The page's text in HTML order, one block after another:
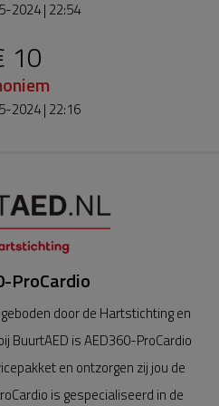
2024 | 22:54
10
2024 | 22:16
ProCardio
door de Hartstichting en
BuurtAED is AED360-ProCardio
en ontzorgen zij jou de
is gespecialiseerd in de